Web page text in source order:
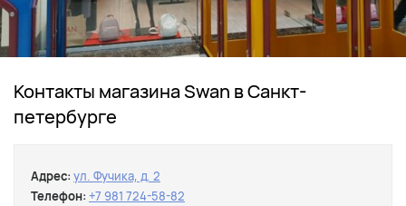
Контакты магазина Swan в Санкт-
петербурге
Адрес: ул. Фучика, д. 2
Телефон: +7 981 724-58-82